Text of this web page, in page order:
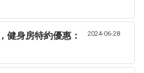
健身房特約優惠：
2024-06-28